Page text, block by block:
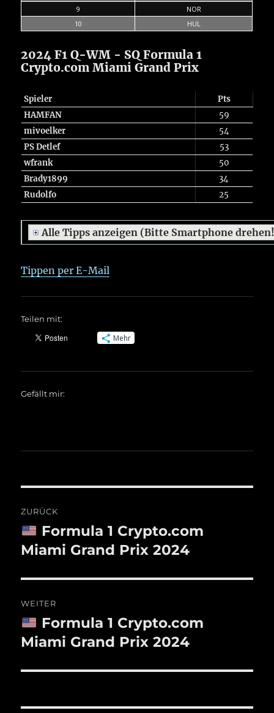
9
NOR
10
HUL
2024 F1 Q-WM - SQ Formula 1
Crypto.com Miami Grand Prix
Spieler
Pts
HAMFAN
59
mivoelker
54
PS Detlef
53
wfrank
50
Brady1899
34
Rudolfo
25
Alle Tipps anzeigen (Bitte Smartphone
Tippen per E-Mail
Teilen mit:
Mehr
Gefällt mir:
ZURÜCK
Vorheriger
Beitrag:
Formula 1 Crypto.com
Miami Grand Prix 2024
WEITER
Nächster
Beitrag:
Formula 1 Crypto.com
Miami Grand Prix 2024